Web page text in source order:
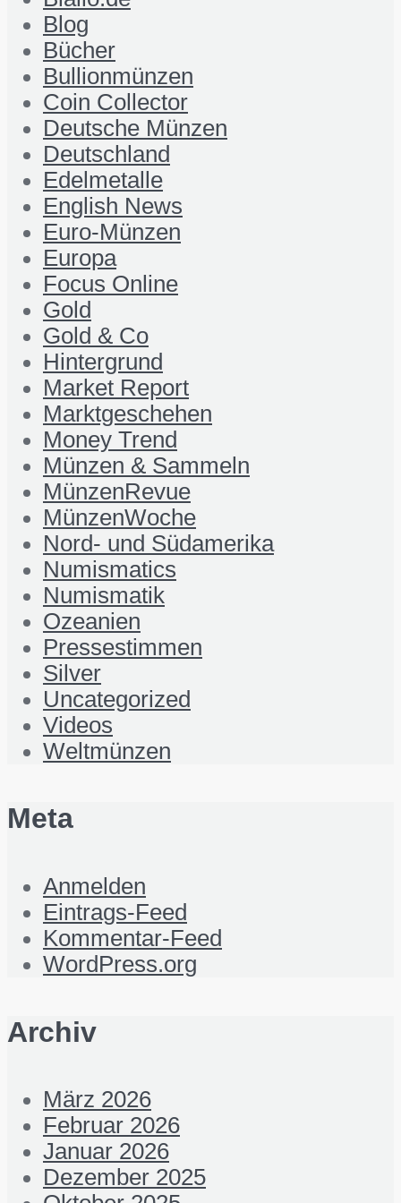
Blog
Bücher
Bullionmünzen
Coin Collector
Deutsche Münzen
Deutschland
Edelmetalle
English News
Euro-Münzen
Europa
Focus Online
Gold
Gold & Co
Hintergrund
Market Report
Marktgeschehen
Money Trend
Münzen & Sammeln
MünzenRevue
MünzenWoche
Nord- und Südamerika
Numismatics
Numismatik
Ozeanien
Pressestimmen
Silver
Uncategorized
Videos
Weltmünzen
Meta
Anmelden
Eintrags-Feed
Kommentar-Feed
WordPress.org
Archiv
März 2026
Februar 2026
Januar 2026
Dezember 2025